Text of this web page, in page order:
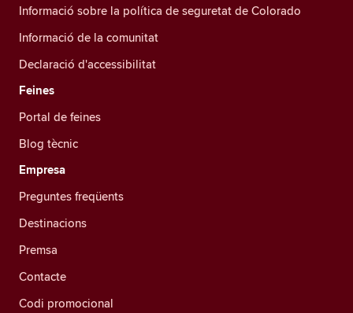
Informació sobre la política de seguretat de Colorado
Informació de la comunitat
Declaració d'accessibilitat
Feines
Portal de feines
Blog tècnic
Empresa
Preguntes freqüents
Destinacions
Premsa
Contacte
Codi promocional